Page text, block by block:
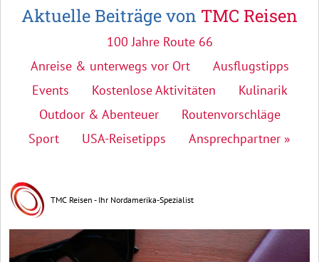
Aktuelle Beiträge von TMC Reisen
100 Jahre Route 66
Anreise & unterwegs vor Ort
Ausflugstipps
Events
Kostenlose Aktivitäten
Kulinarik
Outdoor & Abenteuer
Routenvorschläge
Sport
USA-Reisetipps Ansprechpartner »
TMC Reisen - Ihr Nordamerika-Spezialist